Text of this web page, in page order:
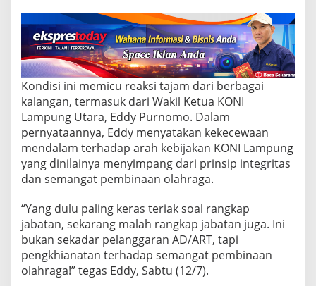
g
K
h
i
a
n
a
t
i
S
e
m
a
n
a
P
e
m
b
Kondisi ini memicu reaksi tajam dari berbagai
kalangan, termasuk dari Wakil Ketua KONI
Lampung Utara, Eddy Purnomo. Dalam
pernyataannya, Eddy menyatakan kekecewaan
mendalam terhadap arah kebijakan KONI Lampung
yang dinilainya menyimpang dari prinsip integritas
dan semangat pembinaan olahraga.
“Yang dulu paling keras teriak soal rangkap
jabatan, sekarang malah rangkap jabatan juga. Ini
bukan sekadar pelanggaran AD/ART, tapi
pengkhianatan terhadap semangat pembinaan
olahraga!” tegas Eddy, Sabtu (12/7).